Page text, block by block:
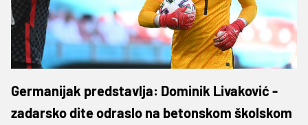
Germanijak predstavlja: Dominik Livaković -
zadarsko dite odraslo na betonskom školskom